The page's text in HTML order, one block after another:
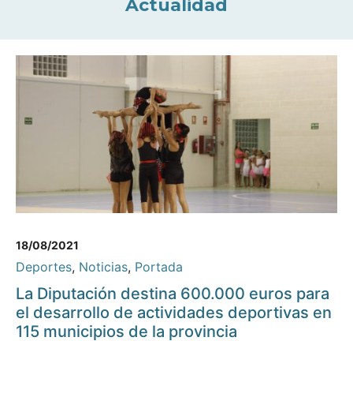
Actualidad
18/08/2021
Deportes, Noticias, Portada
La Diputación destina 600.000 euros para
el desarrollo de actividades deportivas en
115 municipios de la provincia